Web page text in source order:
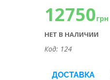
12750грн
НЕТ В НАЛИЧИИ
Код: 124
ДОСТАВКА